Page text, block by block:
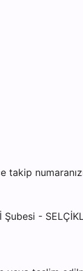
numaranızı
-